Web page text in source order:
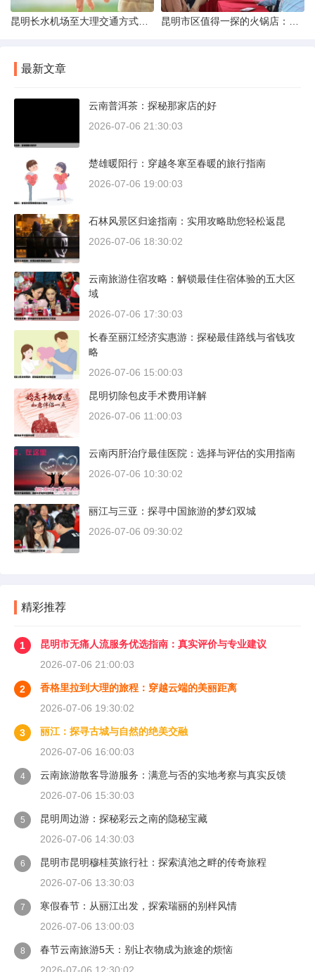
最新文章
云南普洱茶：探秘那家店的好
2026-07-06 21:30:03
楚雄暖阳行：穿越冬寒至春暖的旅行指南
2026-07-06 19:00:03
石林风景区归途指南：实用攻略助您轻松返昆
2026-07-06 18:30:02
云南旅游住宿攻略：解锁最佳住宿体验的五大区
域
2026-07-06 17:30:03
长春至丽江经济实惠游：探秘最佳路线与省钱攻
略
2026-07-06 15:00:03
昆明切除包皮手术费用详解
2026-07-06 11:00:03
云南丙肝治疗最佳医院：选择与评估的实用指南
2026-07-06 10:30:02
丽江与三亚：探寻中国旅游的梦幻双城
2026-07-06 09:30:02
精彩推荐
1
昆明市无痛人流服务优选指南：真实评价与专业建议
2026-07-06 21:00:03
2
香格里拉到大理的旅程：穿越云端的美丽距离
2026-07-06 19:30:02
3
丽江：探寻古城与自然的绝美交融
2026-07-06 16:00:03
4
云南旅游散客导游服务：满意与否的实地考察与真实反馈
2026-07-06 15:30:03
5
昆明周边游：探秘彩云之南的隐秘宝藏
2026-07-06 14:30:03
6
昆明市昆明穆桂英旅行社：探索滇池之畔的传奇旅程
2026-07-06 13:30:03
7
寒假春节：从丽江出发，探索瑞丽的别样风情
2026-07-06 13:00:03
8
春节云南旅游5天：别让衣物成为旅途的烦恼